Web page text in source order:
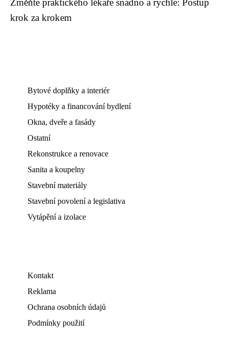
Změňte praktického lékaře snadno a rychle: Postup
krok za krokem
Bytové doplňky a interiér
Hypotéky a financování bydlení
Okna, dveře a fasády
Ostatní
Rekonstrukce a renovace
Sanita a koupelny
Stavební materiály
Stavební povolení a legislativa
Vytápění a izolace
Kontakt
Reklama
Ochrana osobních údajů
Podmínky použití